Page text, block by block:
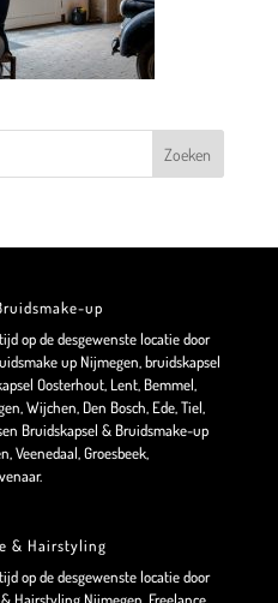
up
op de desgewenste locatie door
up Nijmegen, bruidskapsel
Oosterhout, Lent, Bemmel,
Wijchen, Den Bosch, Ede, Tiel,
Bruidskapsel & Bruidsmake-up
Veenedaal, Groesbeek,
& Hairstyling
op de desgewenste locatie door